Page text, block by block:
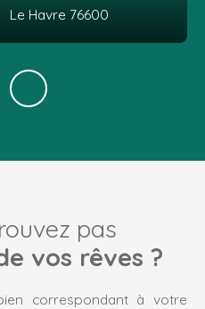
Le Havre 76600
pas
vos rêves ?
correspondant à votre